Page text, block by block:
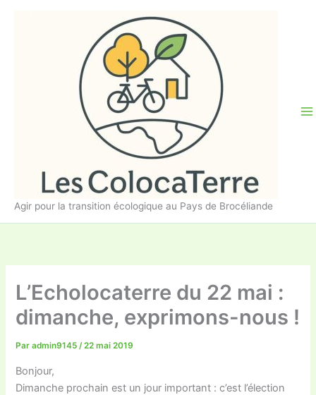
Agir pour la transition écologique au Pays de Brocéliande
L’Echolocaterre du 22 mai :
dimanche, exprimons-nous !
Paradmin9145/22 mai 2019
Bonjour,
Dimanche prochain est un jour important : c’est l’élection